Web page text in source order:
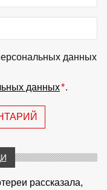
данных
данных*.
рассказала,